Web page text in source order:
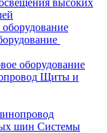
высоких
оборудование
Щиты и
Системы